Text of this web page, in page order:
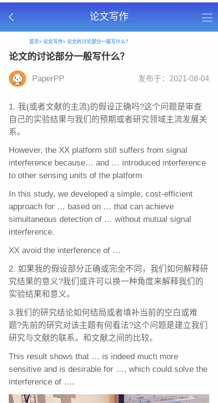
论文写作
首页> 论文写作> 论文的讨论部分一般写什么？
论文的讨论部分一般写什么？
PaperPP 发布于：2021-08-04
1. 我(或者文献的主流)的假设正确吗?这个问题是审查
自己的实验结果与我们的预期或者研究领域主流发展关
系。
However, the XX platform still suffers from signal
interference because… and … introduced interference
to other sensing units of the platform
In this study, we developed a simple, cost-efficient
approach for … based on … that can achieve
simultaneous detection of … without mutual signal
interference.
XX avoid the interference of …
2. 如果我的假设部分正确或完全不同，我们如何解释研
究结果的意义?我们或许可以换一种角度来解释我们的
实验结果和意义。
3.我们的研究结论如何结局或者填补当前的空白或难
题?先前的研究对该主题有何看法?这个问题是建立我们
研究与文献的联系。和文献之间的比较。
This result shows that … is indeed much more
sensitive and is desirable for …, which could solve the
interference of ….